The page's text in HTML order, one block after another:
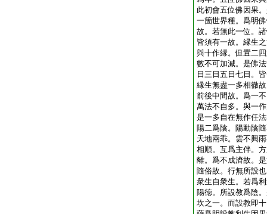
此初會五位佛因果
一箇世界種。爲明
故。若無此一位。
皆須有一故。縁生
與十作縁。但置二
數不可加減。是佛
日三日五日七日。
縁生無盡一多相徹
前後中間故。爲一
萬法不自多。與一
是一多自在無作任
陽二爲陰。陽動陰
天地兩乖。雲不興
相順。互爲主伴。
離。爲不成濟故。
隨俗故。行無所設
衆生自衆生。若爲
陽徳。所設教爲陰
坎之一。而設教即